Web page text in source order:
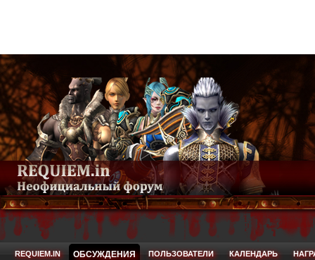
REQUIEM.IN ОБСУЖДЕНИЯ ПОЛЬЗОВАТЕЛИ КАЛЕНДАРЬ